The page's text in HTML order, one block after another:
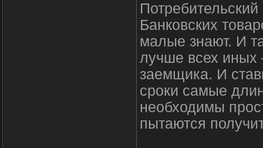
Банковских
малые знают. И
лучше всех
заемщика. И
сроки самые
необходимы
пытаются